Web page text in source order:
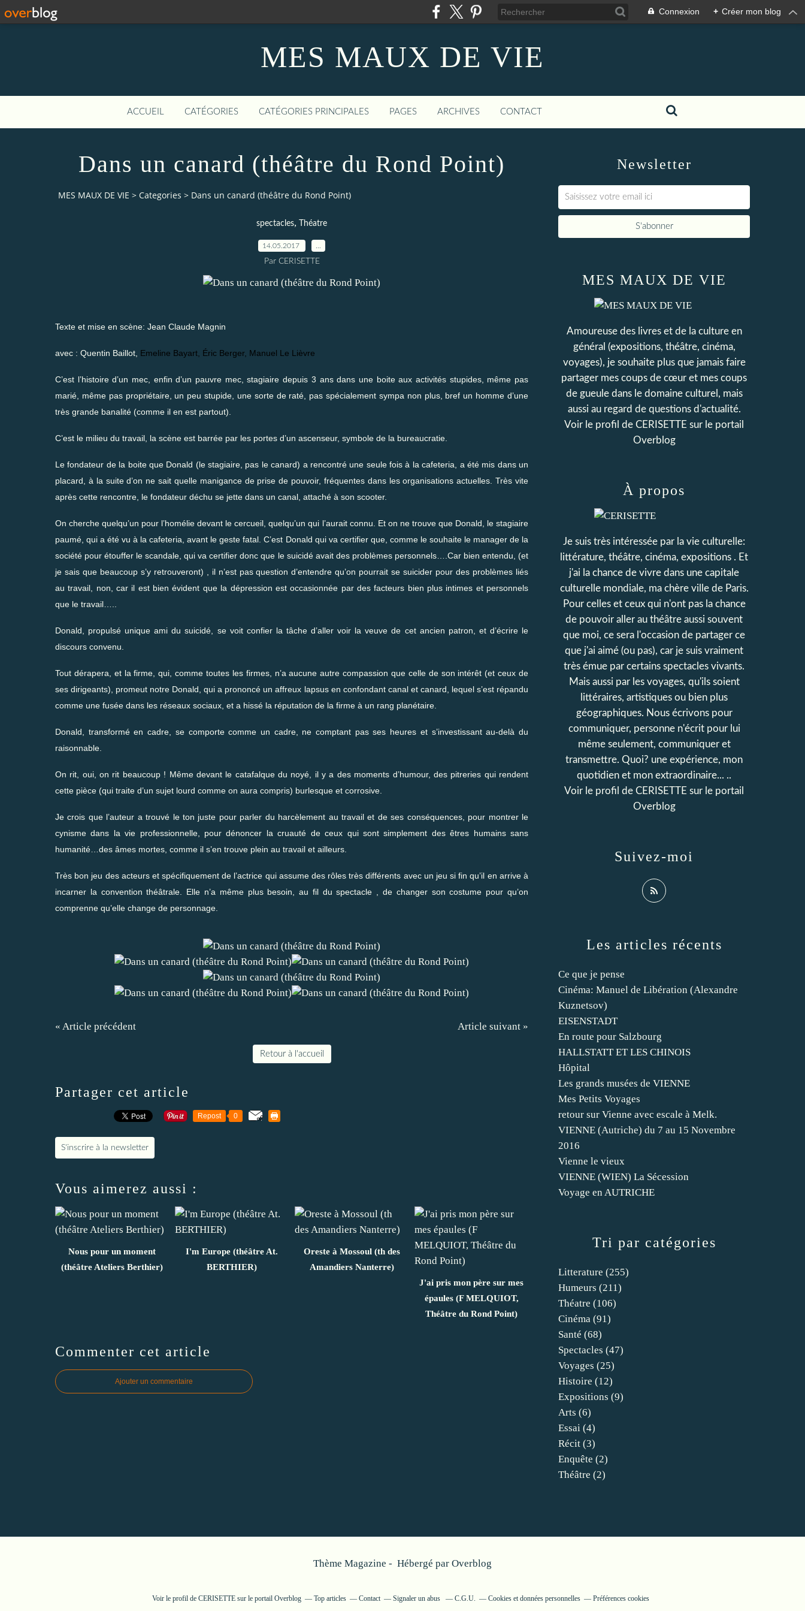
Connexion + Créer mon blog
MES MAUX DE VIE
ACCUEIL CATÉGORIES CATÉGORIES PRINCIPALES PAGES ARCHIVES CONTACT
Dans un canard (théâtre du Rond Point)
MES MAUX DE VIE > Categories > Dans un canard (théâtre du Rond Point)
spectacles, Théatre
14.05.2017
Par CERISETTE
Texte et mise en scène: Jean Claude Magnin
avec : Quentin Baillot, Emeline Bayart Éric Berger, Manuel Le Lièvre
C’est l’histoire d’un mec, enfin d’un pauvre mec, stagiaire depuis 3 ans dans une boite aux activités stupides, même pas
marié, même pas propriétaire, un peu stupide, une sorte de raté, pas spécialement sympa non plus, bref un homme d’une
très grande banalité (comme il en est partout).
C’est le milieu du travail, la scène est barrée par les portes d’un ascenseur, symbole de la bureaucratie.
Le fondateur de la boite que Donald (le stagiaire, pas le canard) a rencontré une seule fois à la cafeteria, a été mis dans un
placard, à la suite d’on ne sait quelle manigance de prise de pouvoir, fréquentes dans les organisations actuelles. Très vite
après cette rencontre, le fondateur déchu se jette dans un canal, attaché à son scooter.
On cherche quelqu’un pour l’homélie devant le cercueil, quelqu’un qui l’aurait connu. Et on ne trouve que Donald, le stagiaire
paumé, qui a été vu à la cafeteria, avant le geste fatal. C’est Donald qui va certifier que, comme le souhaite le manager de la
société pour étouffer le scandale, qui va certifier donc que le suicidé avait des problèmes personnels….Car bien entendu, (et
je sais que beaucoup s’y retrouveront) , il n’est pas question d’entendre qu’on pourrait se suicider pour des problèmes liés
au travail, non, car il est bien évident que la dépression est occasionnée par des facteurs bien plus intimes et personnels
que le travail…..
Donald, propulsé unique ami du suicidé, se voit confier la tâche d’aller voir la veuve de cet ancien patron, et d’écrire le
discours convenu.
Tout dérapera, et la firme, qui, comme toutes les firmes, n’a aucune autre compassion que celle de son intérêt (et ceux de
ses dirigeants), promeut notre Donald, qui a prononcé un affreux lapsus en confondant canal et canard, lequel s’est répandu
comme une fusée dans les réseaux sociaux, et a hissé la réputation de la firme à un rang planétaire.
Donald, transformé en cadre, se comporte comme un cadre, ne comptant pas ses heures et s’investissant au-delà du
raisonnable.
On rit, oui, on rit beaucoup ! Même devant le catafalque du noyé, il y a des moments d’humour, des pitreries qui rendent
cette pièce (qui traite d’un sujet lourd comme on aura compris) burlesque et corrosive.
Je crois que l’auteur a trouvé le ton juste pour parler du harcèlement au travail et de ses conséquences, pour montrer le
cynisme dans la vie professionnelle, pour dénoncer la cruauté de ceux qui sont simplement des êtres humains sans
humanité…des âmes mortes, comme il s’en trouve plein au travail et ailleurs.
Très bon jeu des acteurs et spécifiquement de l’actrice qui assume des rôles très différents avec un jeu si fin qu’il en arrive à
incarner la convention théâtrale. Elle n’a même plus besoin, au fil du spectacle , de changer son costume pour qu’on
comprenne qu’elle change de personnage.
« Article précédent Article suivant »
Retour à l'accueil
Partager cet article
Repost 0
S'inscrire à la newsletter
Vous aimerez aussi :
Nous pour un moment
(théâtre Ateliers Berthier)
I'm Europe (théâtre At.
BERTHIER)
Oreste à Mossoul (th des
Amandiers Nanterre)
J'ai pris mon père sur mes
épaules (F MELQUIOT,
Théâtre du Rond Point)
Commenter cet article
Ajouter un commentaire
Newsletter
Tri par catégories
Litterature (255)
Humeurs (211)
Théatre (106)
Cinéma (91)
Santé (68)
Spectacles (47)
Voyages (25)
Histoire (12)
Expositions (9)
Arts (6)
Essai (4)
Récit (3)
Enquête (2)
Théâtre (2)
Les articles récents
Ce que je pense
Cinéma: Manuel de Libération (Alexandre
Kuznetsov)
EISENSTADT
En route pour Salzbourg
HALLSTATT ET LES CHINOIS
Hôpital
Les grands musées de VIENNE
Mes Petits Voyages
retour sur Vienne avec escale à Melk.
VIENNE (Autriche) du 7 au 15 Novembre
2016
Vienne le vieux
VIENNE (WIEN) La Sécession
Voyage en AUTRICHE
MES MAUX DE VIE
Amoureuse des livres et de la culture en
général (expositions, théâtre, cinéma,
voyages), je souhaite plus que jamais faire
partager mes coups de cœur et mes coups
de gueule dans le domaine culturel, mais
aussi au regard de questions d'actualité.
Voir le profil de CERISETTE sur le portail
Overblog
Suivez-moi
À propos
Je suis très intéressée par la vie culturelle:
littérature, théâtre, cinéma, expositions . Et
j'ai la chance de vivre dans une capitale
culturelle mondiale, ma chère ville de Paris.
Pour celles et ceux qui n'ont pas la chance
de pouvoir aller au théâtre aussi souvent
que moi, ce sera l'occasion de partager ce
que j'ai aimé (ou pas), car je suis vraiment
très émue par certains spectacles vivants.
Mais aussi par les voyages, qu'ils soient
littéraires, artistiques ou bien plus
géographiques. Nous écrivons pour
communiquer, personne n'écrit pour lui
même seulement, communiquer et
transmettre. Quoi? une expérience, mon
quotidien et mon extraordinaire... ..
Voir le profil de CERISETTE sur le portail
Overblog
Thème Magazine - Hébergé par Overblog
Voir le profil de CERISETTE sur le portail Overblog Top articles Contact Signaler un abus C.G.U. Cookies et données personnelles Préférences cookies